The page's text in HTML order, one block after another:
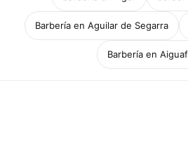
Barbería en Aguilar de Segarra
Barbería en